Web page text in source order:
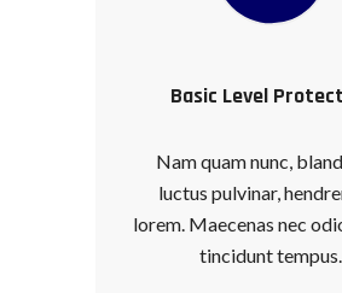
Basic Level
Nam quam nunc,
luctus pulvinar,
lorem. Maecenas nec
tincidunt tempus.